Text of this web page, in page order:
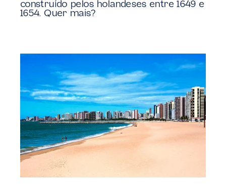
construído pelos holandeses entre 1649 e
1654. Quer mais?